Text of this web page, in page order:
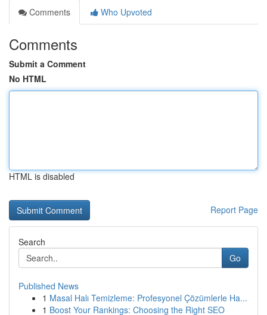
Comments
Who Upvoted
Comments
Submit a Comment
No HTML
HTML is disabled
Report Page
Search
Go
Published News
1 Masal Halı Temizleme: Profesyonel Çözümlerle Ha...
1 Boost Your Rankings: Choosing the Right SEO